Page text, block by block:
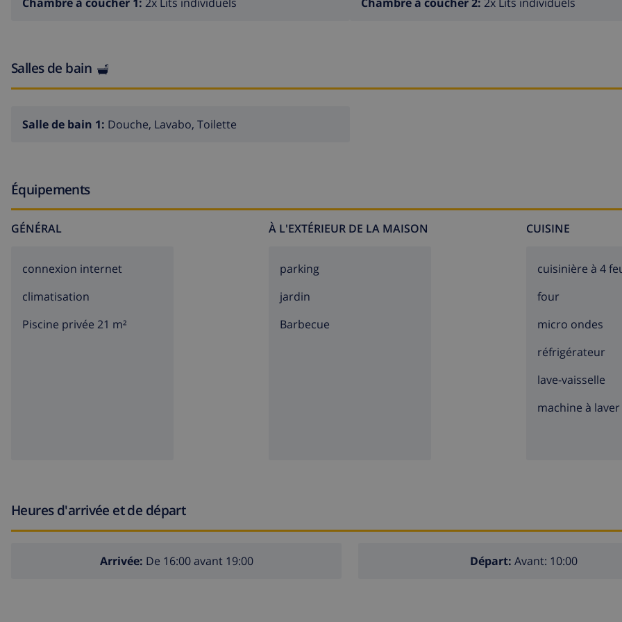
Chambre à coucher 1: 2x Lits individuels Chambre à coucher 2: 2x Lits individuels
Salles de bain
Salle de bain 1: Douche, Lavabo, Toilette
Équipements
GÉNÉRAL
connexion internet
climatisation
Piscine privée 21 m²
À L'EXTÉRIEUR DE LA MAISON
parking
jardin
barbecue
CUISINE
cuisinière à 4
four
micro ondes
réfrigérateur
lave-vaisselle
machine à laver
Heures d'arrivée et de départ
Arrivée: De 16:00 avant 19:00 Départ: Avant: 10:00